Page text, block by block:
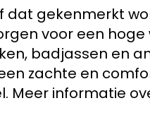
gekenmerkt
voor een
badjassen en
zachte en
Meer informatie